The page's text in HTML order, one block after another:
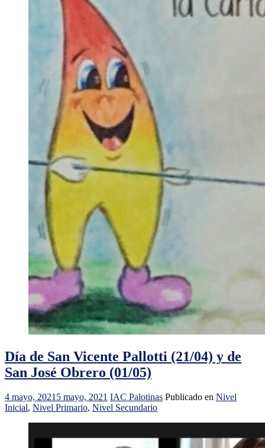
Día de San Vicente Pallotti (21/04) y de
San José Obrero (01/05)
4 mayo, 20215 mayo, 2021 IAC Palotinas Publicado en Nivel
Inicial, Nivel Primario, Nivel Secundario